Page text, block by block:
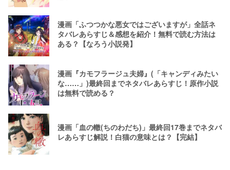
漫画「ふつつかな悪女ではございますが」全話ネ
タバレあらすじ＆感想を紹介！無料で読む方法は
ある？【なろう小説発】
漫画『カモフラージュ夫婦』(「キャンディみたい
な……」)最終回までネタバレあらすじ！原作小説
は無料で読める？
漫画「血の轍(ちのわだち)」最終回17巻までネタバ
レあらすじ解説！白猫の意味とは？【完結】